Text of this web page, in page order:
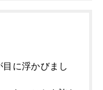
に浮かびまし